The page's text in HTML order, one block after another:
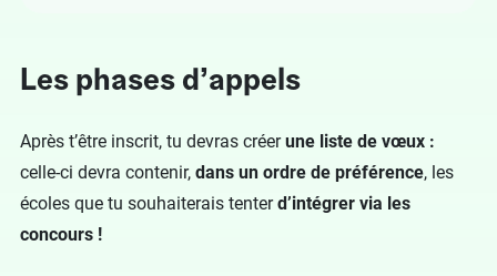
Les phases d’appels
Après t’être inscrit, tu devras créerune liste de vœux :
celle-ci devra contenir, dans un ordre de préférence, les
écoles que tu souhaiterais tenterd’intégrer via les
concours !